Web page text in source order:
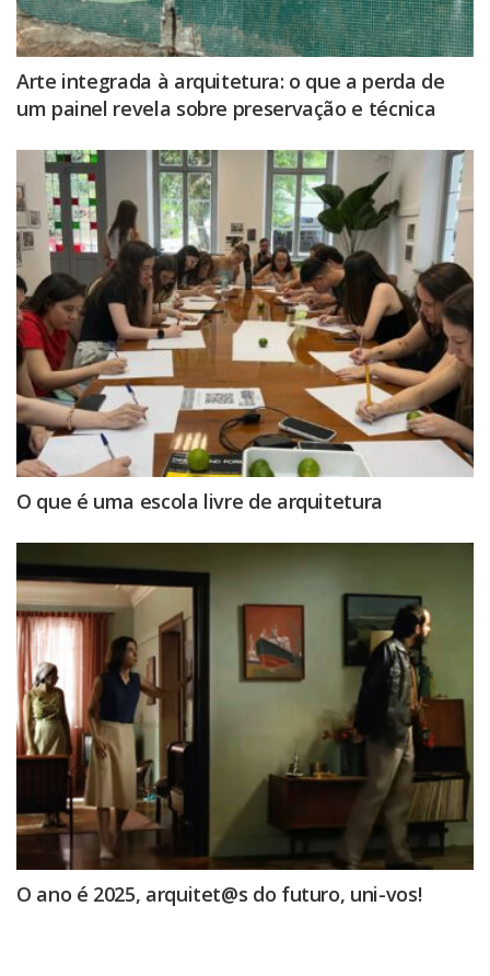
Arte integrada à arquitetura: o que a perda de
um painel revela sobre preservação e técnica
O que é uma escola livre de arquitetura
O ano é 2025, arquitet@s do futuro, uni-vos!